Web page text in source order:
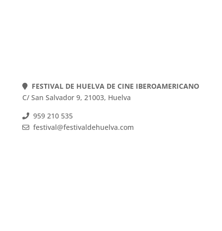
FESTIVAL DE HUELVA DE CINE IBEROAMERICANO
C/ San Salvador 9, 21003, Huelva
959 210 535
festival@festivaldehuelva.com